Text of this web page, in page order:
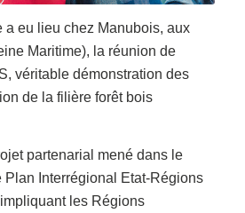
a eu lieu chez Manubois, aux
Maritime), la réunion de
véritable démonstration des
de la filière forêt bois
partenarial mené dans le
Plan Interrégional Etat-Régions
les Régions